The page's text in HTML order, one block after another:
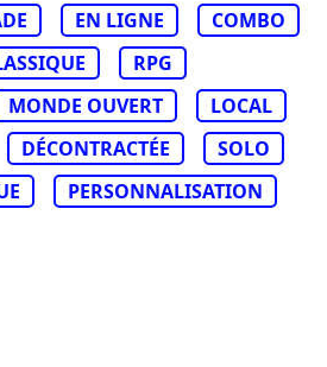
EN LIGNE
COMBO
RPG
MONDE OUVERT
LOCAL
DÉCONTRACTÉE
SOLO
PERSONNALISATION